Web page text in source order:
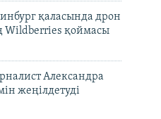
қаласында дрон
Wildberries қоймасы
Александра
жеңілдетуді